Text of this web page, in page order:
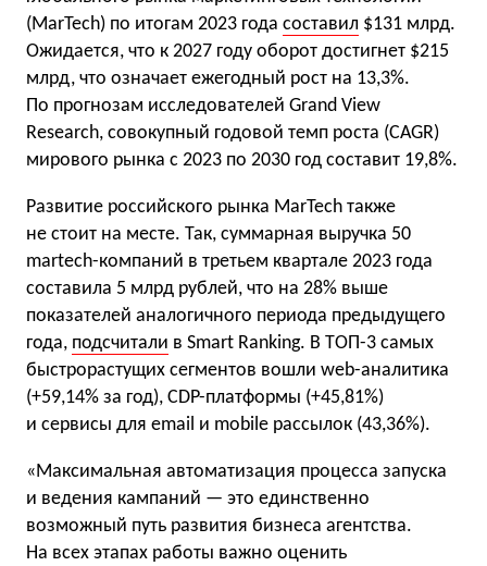
(MarTech) по итогам 2023 года составил $131 млрд.
Ожидается, что к 2027 году оборот достигнет $215
млрд, что означает ежегодный рост на 13,3%.
По прогнозам исследователей Grand View
Research, совокупный годовой темп роста (CAGR)
мирового рынка с 2023 по 2030 год составит 19,8%.
Развитие российского рынка MarTech также
не стоит на месте. Так, суммарная выручка 50
martech-компаний в третьем квартале 2023 года
составила 5 млрд рублей, что на 28% выше
показателей аналогичного периода предыдущего
года, подсчитали в Smart Ranking. В ТОП-3 самых
быстрорастущих сегментов вошли web-аналитика
(+59,14% за год), CDP-платформы (+45,81%)
и сервисы для email и mobile рассылок (43,36%).
«Максимальная автоматизация процесса запуска
и ведения кампаний — это единственно
возможный путь развития бизнеса агентства.
На всех этапах работы важно оценить